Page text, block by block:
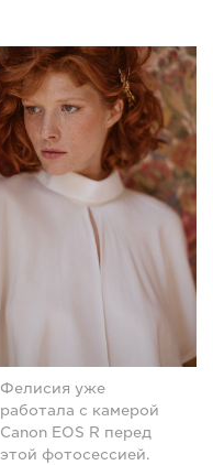
Фелисия уже
работала с камерой
Canon EOS R перед
этой фотосессией.